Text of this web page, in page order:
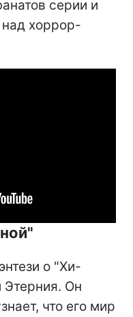
серии и
над хоррор-
о "Хи-
Этерния. Он
что его мир